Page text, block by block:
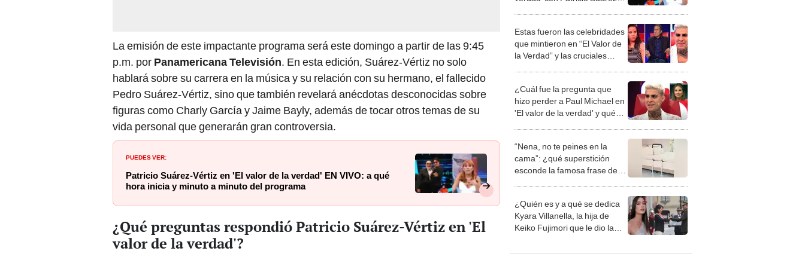
La emisión de este impactante programa será este domingo a partir de las 9:45
p.m. por Panamericana Televisión. En esta edición, Suárez-Vértiz no solo
hablará sobre su carrera en la música y su relación con su hermano, el fallecido
Pedro Suárez-Vértiz, sino que también revelará anécdotas desconocidas sobre
figuras como Charly García y Jaime Bayly, además de tocar otros temas de su
vida personal que generarán gran controversia.
PUEDES VER:
Patricio Suárez-Vértiz en 'El valor de la verdad' EN VIVO: a qué
hora inicia y minuto a minuto del programa
¿Qué preguntas respondió Patricio Suárez-Vértiz en 'El
valor de la verdad'?
Estas fueron las celebridades
que mintieron en “El Valor de
la Verdad” y las cruciales
¿Cuál fue la pregunta que
hizo perder a Paul Michael en
'El valor de la verdad' y qué
“Nena, no te peines en la
cama”: ¿qué superstición
esconde la famosa frase de
¿Quién es y a qué se dedica
Kyara Villanella, la hija de
Keiko Fujimori que le dio la